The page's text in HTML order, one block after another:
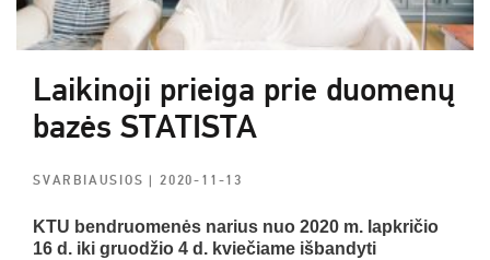
Laikinoji prieiga prie duomenų
bazės STATISTA
SVARBIAUSIOS | 2020-11-13
KTU bendruomenės narius nuo 2020 m. lapkričio
16 d. iki gruodžio 4 d. kviečiame išbandyti